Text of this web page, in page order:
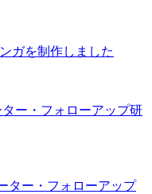
ガを制作しました
ー・フォローアップ研
ター・フォローアップ